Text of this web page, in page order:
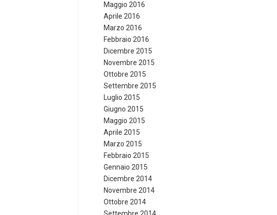
Maggio 2016
Aprile 2016
Marzo 2016
Febbraio 2016
Dicembre 2015
Novembre 2015
Ottobre 2015
Settembre 2015
Luglio 2015
Giugno 2015
Maggio 2015
Aprile 2015
Marzo 2015
Febbraio 2015
Gennaio 2015
Dicembre 2014
Novembre 2014
Ottobre 2014